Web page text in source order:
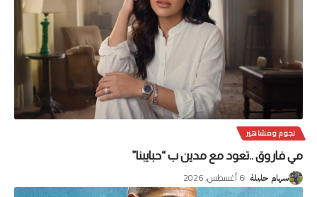
نجوم ومشاهير
مي فاروق ..تعود مع مدين ب “حبايبنا”
سهام حليلة 6 أغسطس، 2026